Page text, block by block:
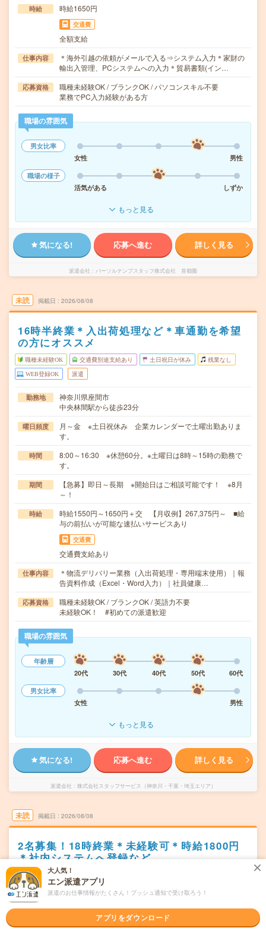
時給 時給1650円
交通費
全額支給
仕事内容
＊海外引越の依頼がメールで入る⇒システム入力＊家財の
輸出入管理、PCシステムへの入力＊貿易書類(イン…
応募資格
職種未経験OK / ブランクOK / パソコンスキル不要
業務でPC入力経験がある方
職場の雰囲気
男女比率
女性
男性
職場の様子
活気がある
しずか
もっと見る
気になる! 応募へ進む 詳しく見る
派遣会社 パーソルテンプスタッフ株式会社 首都圏
未読 掲載日 2026/08/08
16時半終業＊入出荷処理など＊車通勤を希望
の方にオススメ
職種未経験OK 交通費別途支給あり 土日祝日が休み 残業なし
WEB登録OK 派遣
勤務地
神奈川県座間市
中央林間駅から徒歩23分
曜日頻度
月～金 ※土日祝休み 企業カレンダーで土曜出勤ありま
す。
時間
8:00～16:30 ※休憩60分。※土曜日は8時～15時の勤務で
す。
期間
【急募】即日～長期 ※開始日はご相談可能です！ ※8月
～！
時給
時給1550円～1650円＋交 【月収例】267,375円～ ■給
与の前払いが可能な速払いサービスあり
交通費
交通費支給あり
仕事内容
＊物流デリバリー業務（入出荷処理・専用端末使用）｜報
告資料作成（Excel・Word入力）｜社員健康…
応募資格
職種未経験OK / ブランクOK / 英語力不要
未経験OK！ #初めての派遣歓迎
職場の雰囲気
年齢層
20代
30代 40代 50代
60代
男女比率
女性
男性
もっと見る
気になる! 応募へ進む 詳しく見る
派遣会社 株式会社スタッフサービス（神奈川・千葉・埼玉エリア）
未読 掲載日 2026/08/08
2名募集！18時終業＊未経験可＊時給1800円
＊社内システムへ登録など
職種未経験OK
WEB登録OK 派遣
横浜市中区
根岸(神奈川県)駅からバス25分／桜木町駅からバス40分
大人気！
エン派遣アプリ
派遣のお仕事情報がたくさん！プッシュ通知で受け取ろう！
アプリをダウンロード